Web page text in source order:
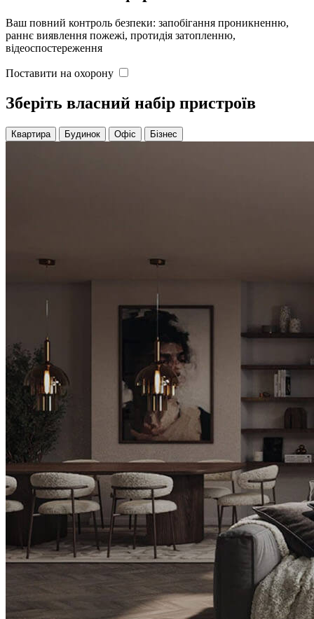
Ваш повний контроль безпеки: запобігання проникненню,
раннє виявлення пожежі, протидія затопленню,
відеоспостереження
Поставити на охорону
Зберіть власний набір пристроїв
Квартира Будинок Офіс Бізнес